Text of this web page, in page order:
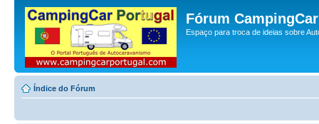
Fórum
Espaço para troca de ideias sobre
Índice do Fórum